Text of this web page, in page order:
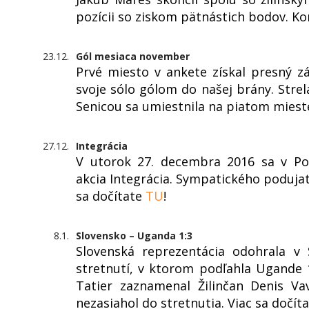
pozícii so ziskom pätnástich bodov.
23.12. Gól mesiaca november
Prvé miesto v ankete získal presný
svoje sólo gólom do našej brány.
Senicou sa umiestnila na piatom
27.12. Integrácia
V utorok 27. decembra 2016 sa v
akcia Integrácia. Sympatického
sa dočítate TU!
8.1. Slovensko – Uganda 1:3
Slovenská reprezentácia odohrala
stretnutí, v ktorom podľahla Ugande
Tatier zaznamenal Žilinčan Denis
nezasiahol do stretnutia. Viac sa